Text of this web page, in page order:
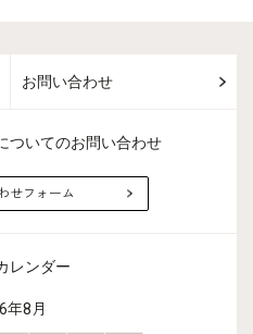
お問い合わせ
ついてのお問い合わせ
せフォーム
レンダー
年8月